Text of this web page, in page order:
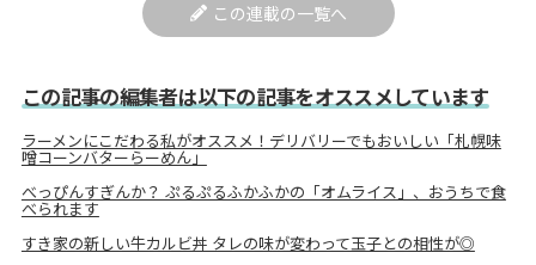
この連載の一覧へ
この記事の編集者は以下の記事をオススメしています
ラーメンにこだわる私がオススメ！デリバリーでもおいしい「札幌味
噌コーンバターらーめん」
べっぴんすぎんか？ ぷるぷるふかふかの「オムライス」、おうちで食
べられます
すき家の新しい牛カルビ丼 タレの味が変わって玉子との相性が◎